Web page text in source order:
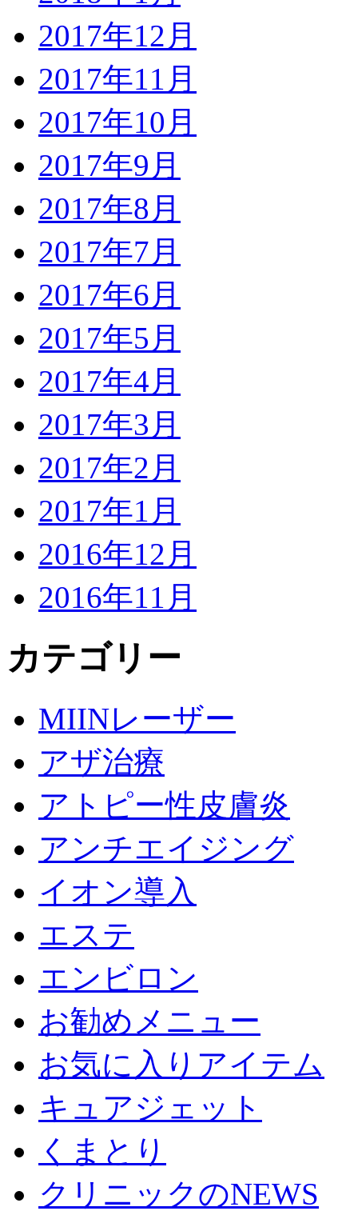
2017年12月
2017年11月
2017年10月
2017年9月
2017年8月
2017年7月
2017年6月
2017年5月
2017年4月
2017年3月
2017年2月
2017年1月
2016年12月
2016年11月
カテゴリー
MIINレーザー
アザ治療
アトピー性皮膚炎
アンチエイジング
イオン導入
エステ
エンビロン
お勧めメニュー
お気に入りアイテム
キュアジェット
くまとり
クリニックのNEWS